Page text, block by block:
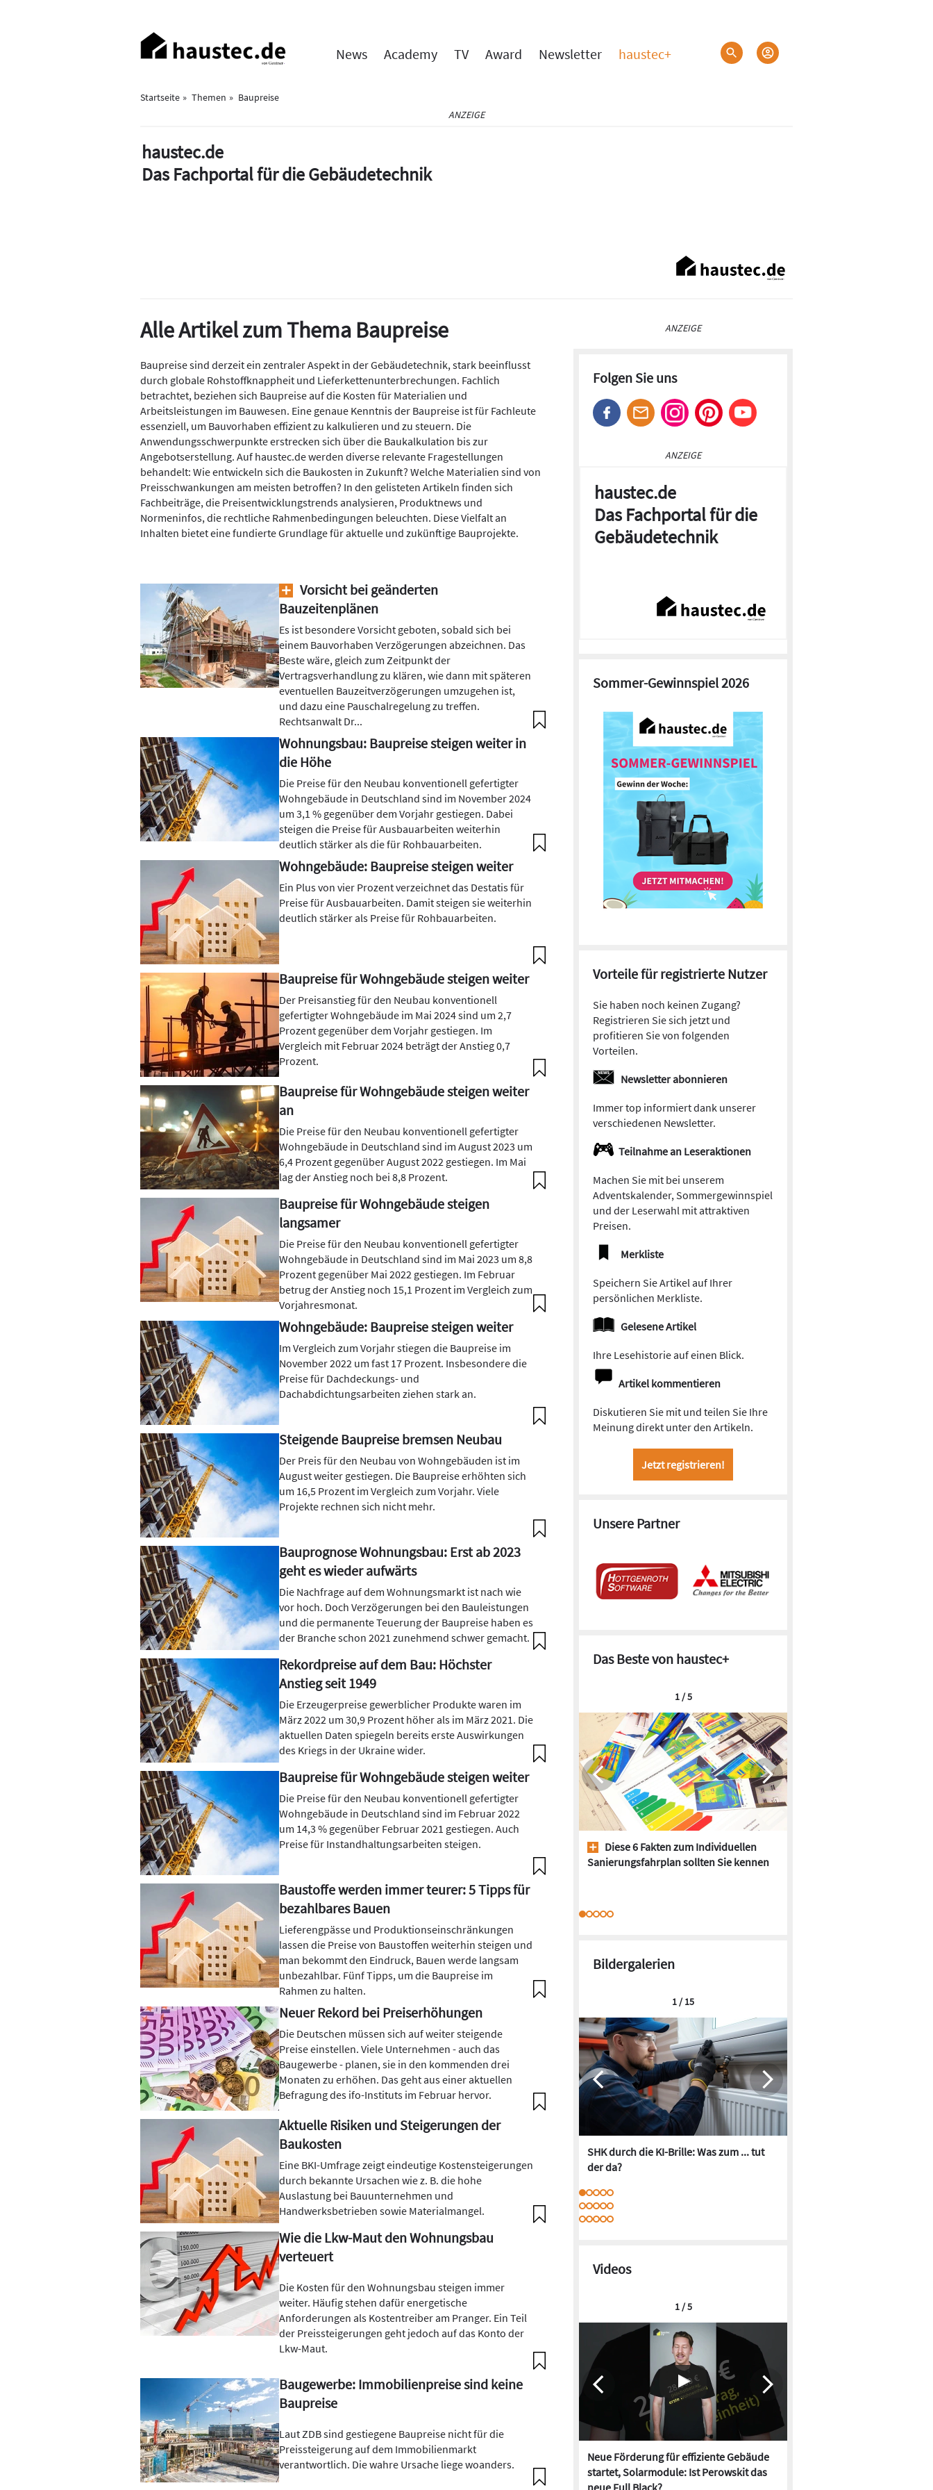
Haupt-
Navigation
News Academy TV Award Newsletter haustec+
Startseite Themen
Baupreise
ANZEIGE
haustec.de
Das Fachportal für die Gebäudetechnik
Alle Artikel zum Thema Baupreise
Baupreise sind derzeit ein zentraler Aspekt in der Gebäudetechnik, stark beeinflusst
durch globale Rohstoffknappheit und Lieferkettenunterbrechungen. Fachlich
betrachtet, beziehen sich Baupreise auf die Kosten für Materialien und
Arbeitsleistungen im Bauwesen. Eine genaue Kenntnis der Baupreise ist für Fachleute
essenziell, um Bauvorhaben effizient zu kalkulieren und zu steuern. Die
Anwendungsschwerpunkte erstrecken sich über die Baukalkulation bis zur
Angebotserstellung. Auf haustec.de werden diverse relevante Fragestellungen
behandelt: Wie entwickeln sich die Baukosten in Zukunft? Welche Materialien sind von
Preisschwankungen am meisten betroffen? In den gelisteten Artikeln finden sich
Fachbeiträge, die Preisentwicklungstrends analysieren, Produktnews und
Normeninfos, die rechtliche Rahmenbedingungen beleuchten. Diese Vielfalt an
Inhalten bietet eine fundierte Grundlage für aktuelle und zukünftige Bauprojekte.
Vorsicht bei geänderten
Bauzeitenplänen
Es ist besondere Vorsicht geboten, sobald sich bei
einem Bauvorhaben Verzögerungen abzeichnen. Das
Beste wäre, gleich zum Zeitpunkt der
Vertragsverhandlung zu klären, wie dann mit späteren
eventuellen Bauzeitverzögerungen umzugehen ist,
und dazu eine Pauschalregelung zu treffen.
Rechtsanwalt Dr...
Wohnungsbau: Baupreise steigen weiter in
die Höhe
Die Preise für den Neubau konventionell gefertigter
Wohngebäude in Deutschland sind im November 2024
um 3,1 % gegenüber dem Vorjahr gestiegen. Dabei
steigen die Preise für Ausbauarbeiten weiterhin
deutlich stärker als die für Rohbauarbeiten.
Wohngebäude: Baupreise steigen weiter
Ein Plus von vier Prozent verzeichnet das Destatis für
Preise für Ausbauarbeiten. Damit steigen sie weiterhin
deutlich stärker als Preise für Rohbauarbeiten.
Baupreise für Wohngebäude steigen weiter
Der Preisanstieg für den Neubau konventionell
gefertigter Wohngebäude im Mai 2024 sind um 2,7
Prozent gegenüber dem Vorjahr gestiegen. Im
Vergleich mit Februar 2024 beträgt der Anstieg 0,7
Prozent.
Baupreise für Wohngebäude steigen weiter
an
Die Preise für den Neubau konventionell gefertigter
Wohngebäude in Deutschland sind im August 2023 um
6,4 Prozent gegenüber August 2022 gestiegen. Im Mai
lag der Anstieg noch bei 8,8 Prozent.
Baupreise für Wohngebäude steigen
langsamer
Die Preise für den Neubau konventionell gefertigter
Wohngebäude in Deutschland sind im Mai 2023 um 8,8
Prozent gegenüber Mai 2022 gestiegen. Im Februar
betrug der Anstieg noch 15,1 Prozent im Vergleich zum
Vorjahresmonat.
Wohngebäude: Baupreise steigen weiter
Im Vergleich zum Vorjahr stiegen die Baupreise im
November 2022 um fast 17 Prozent. Insbesondere die
Preise für Dachdeckungs- und
Dachabdichtungsarbeiten ziehen stark an.
Steigende Baupreise bremsen Neubau
Der Preis für den Neubau von Wohngebäuden ist im
August weiter gestiegen. Die Baupreise erhöhten sich
um 16,5 Prozent im Vergleich zum Vorjahr. Viele
Projekte rechnen sich nicht mehr.
Bauprognose Wohnungsbau: Erst ab 2023
geht es wieder aufwärts
Die Nachfrage auf dem Wohnungsmarkt ist nach wie
vor hoch. Doch Verzögerungen bei den Bauleistungen
und die permanente Teuerung der Baupreise haben es
der Branche schon 2021 zunehmend schwer gemacht.
Rekordpreise auf dem Bau: Höchster
Anstieg seit 1949
Die Erzeugerpreise gewerblicher Produkte waren im
März 2022 um 30,9 Prozent höher als im März 2021. Die
aktuellen Daten spiegeln bereits erste Auswirkungen
des Kriegs in der Ukraine wider.
Baupreise für Wohngebäude steigen weiter
Die Preise für den Neubau konventionell gefertigter
Wohngebäude in Deutschland sind im Februar 2022
um 14,3 % gegenüber Februar 2021 gestiegen. Auch
Preise für Instandhaltungsarbeiten steigen.
Baustoffe werden immer teurer: 5 Tipps für
bezahlbares Bauen
Lieferengpässe und Produktionseinschränkungen
lassen die Preise von Baustoffen weiterhin steigen und
man bekommt den Eindruck, Bauen werde langsam
unbezahlbar. Fünf Tipps, um die Baupreise im
Rahmen zu halten.
Neuer Rekord bei Preiserhöhungen
Die Deutschen müssen sich auf weiter steigende
Preise einstellen. Viele Unternehmen - auch das
Baugewerbe - planen, sie in den kommenden drei
Monaten zu erhöhen. Das geht aus einer aktuellen
Befragung des ifo-Instituts im Februar hervor.
Aktuelle Risiken und Steigerungen der
Baukosten
Eine BKI-Umfrage zeigt eindeutige Kostensteigerungen
durch bekannte Ursachen wie z. B. die hohe
Auslastung bei Bauunternehmen und
Handwerksbetrieben sowie Materialmangel.
Wie die Lkw-Maut den Wohnungsbau
verteuert
Die Kosten für den Wohnungsbau steigen immer
weiter. Häufig stehen dafür energetische
Anforderungen als Kostentreiber am Pranger. Ein Teil
der Preissteigerungen geht jedoch auf das Konto der
Lkw-Maut.
Baugewerbe: Immobilienpreise sind keine
Baupreise
Laut ZDB sind gestiegene Baupreise nicht für die
Preissteigerung auf dem Immobilienmarkt
verantwortlich. Die wahre Ursache liege woanders.
ANZEIGE
Folgen Sie uns
ANZEIGE
haustec.de
Das Fachportal für die
Gebäudetechnik
Sommer-Gewinnspiel 2026
Vorteile für registrierte Nutzer
Sie haben noch keinen Zugang?
Registrieren Sie sich jetzt und
profitieren Sie von folgenden
Vorteilen.
Newsletter abonnieren
Immer top informiert dank unserer
verschiedenen Newsletter.
Teilnahme an Leseraktionen
Machen Sie mit bei unserem
Adventskalender, Sommergewinnspiel
und der Leserwahl mit attraktiven
Preisen.
Merkliste
Speichern Sie Artikel auf Ihrer
persönlichen Merkliste.
Gelesene Artikel
Ihre Lesehistorie auf einen Blick.
Artikel kommentieren
Diskutieren Sie mit und teilen Sie Ihre
Meinung direkt unter den Artikeln.
Jetzt registrieren!
Unsere Partner
Das Beste von haustec+
Diese 6 Fakten zum Individuellen
Sanierungsfahrplan sollten Sie kennen
1 / 5
Bildergalerien
SHK durch die KI-Brille: Was zum ... tut
der da?
1 / 15
Videos
Neue Förderung für effiziente Gebäude
startet, Solarmodule: Ist Perowskit das
1 / 5